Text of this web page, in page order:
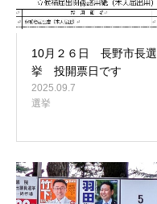
10月２６日 長野市長選
挙 投開票日です
2025.09.7
選挙